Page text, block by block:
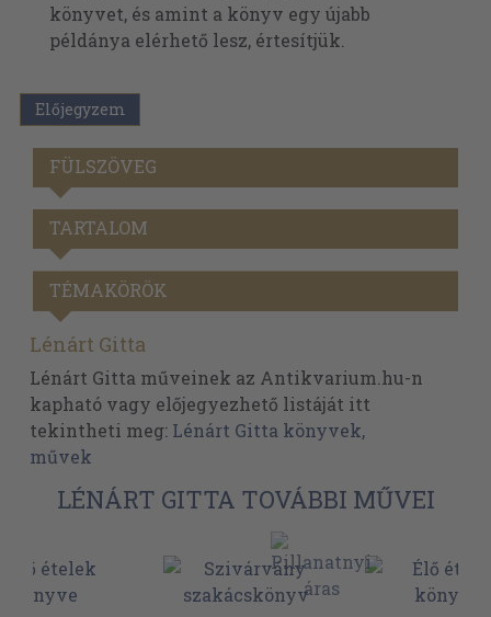
könyvet, és amint a könyv egy újabb
példánya elérhető lesz, értesítjük.
Előjegyzem
FÜLSZÖVEG
TARTALOM
TÉMAKÖRÖK
Lénárt Gitta
Lénárt Gitta műveinek az Antikvarium.hu-n
kapható vagy előjegyezhető listáját itt
tekintheti meg: Lénárt Gitta könyvek,
művek
LÉNÁRT GITTA TOVÁBBI MŰVEI